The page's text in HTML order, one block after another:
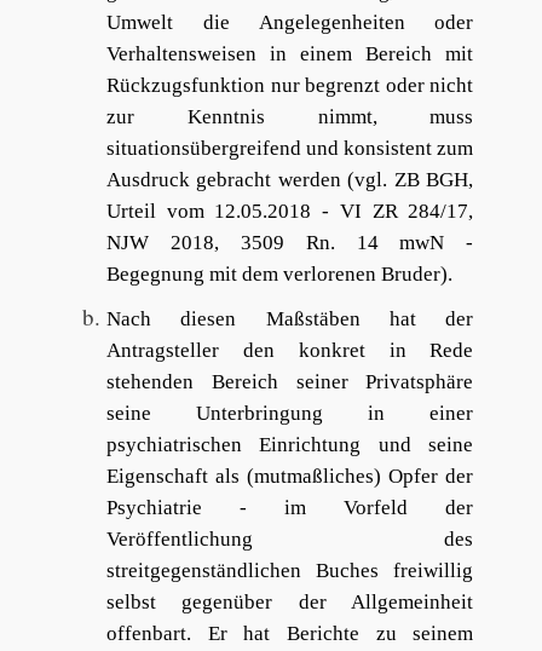
Umwelt die Angelegenheiten oder
Verhaltensweisen in einem Bereich mit
Rückzugsfunktion nur begrenzt oder nicht
zur Kenntnis nimmt, muss
situationsübergreifend und konsistent zum
Ausdruck gebracht werden (vgl. ZB BGH,
Urteil vom 12.05.2018 - VI ZR 284/17,
NJW 2018, 3509 Rn. 14 mwN -
Begegnung mit dem verlorenen Bruder).
Nach diesen Maßstäben hat der
Antragsteller den konkret in Rede
stehenden Bereich seiner Privatsphäre
seine Unterbringung in einer
psychiatrischen Einrichtung und seine
Eigenschaft als (mutmaßliches) Opfer der
Psychiatrie - im Vorfeld der
Veröffentlichung des
streitgegenständlichen Buches freiwillig
selbst gegenüber der Allgemeinheit
offenbart. Er hat Berichte zu seinem